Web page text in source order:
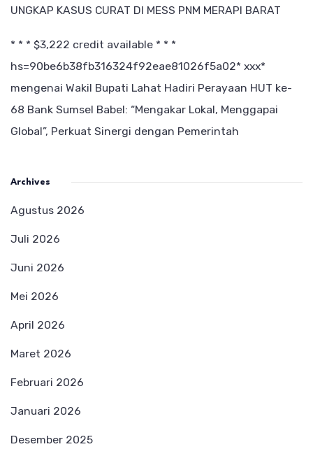
UNGKAP KASUS CURAT DI MESS PNM MERAPI BARAT
* * * $3,222 credit available * * *
hs=90be6b38fb316324f92eae81026f5a02* ххх*
mengenai Wakil Bupati Lahat Hadiri Perayaan HUT ke-
68 Bank Sumsel Babel: “Mengakar Lokal, Menggapai
Global”, Perkuat Sinergi dengan Pemerintah
Archives
Agustus 2026
Juli 2026
Juni 2026
Mei 2026
April 2026
Maret 2026
Februari 2026
Januari 2026
Desember 2025